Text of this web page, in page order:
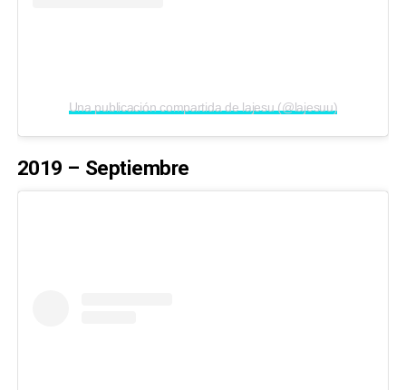
Una publicación compartida de lajesu (@lajesuu)
2019 – Septiembre